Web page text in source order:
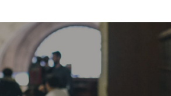
الرئيسيـة
عن الجامعة